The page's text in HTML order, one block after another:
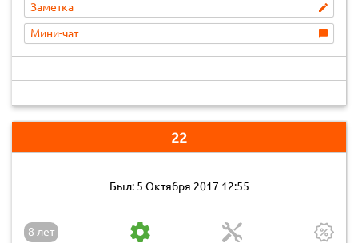
Заметка
Мини-чат
22
Был: 5 Октября 2017 12:55
8 лет